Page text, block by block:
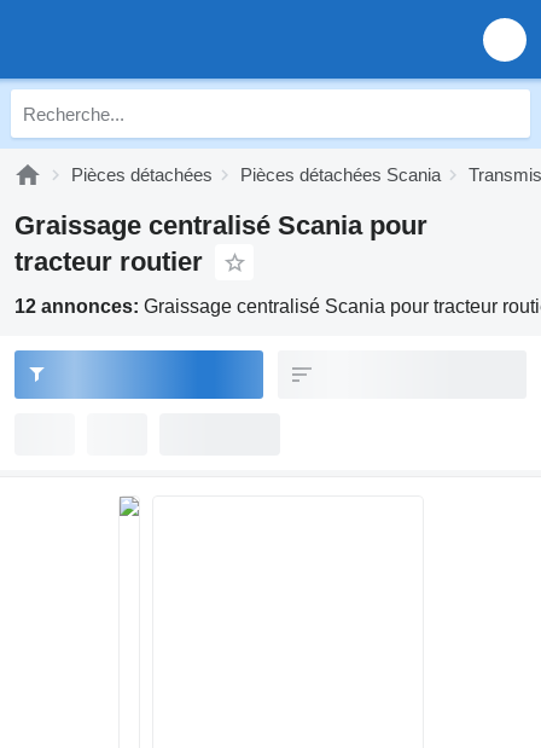
Pièces détachées Pièces détachées Scania
Graissage centralisé Scania pour
tracteur routier
12 annonces: Graissage centralisé Scania pour tracteur